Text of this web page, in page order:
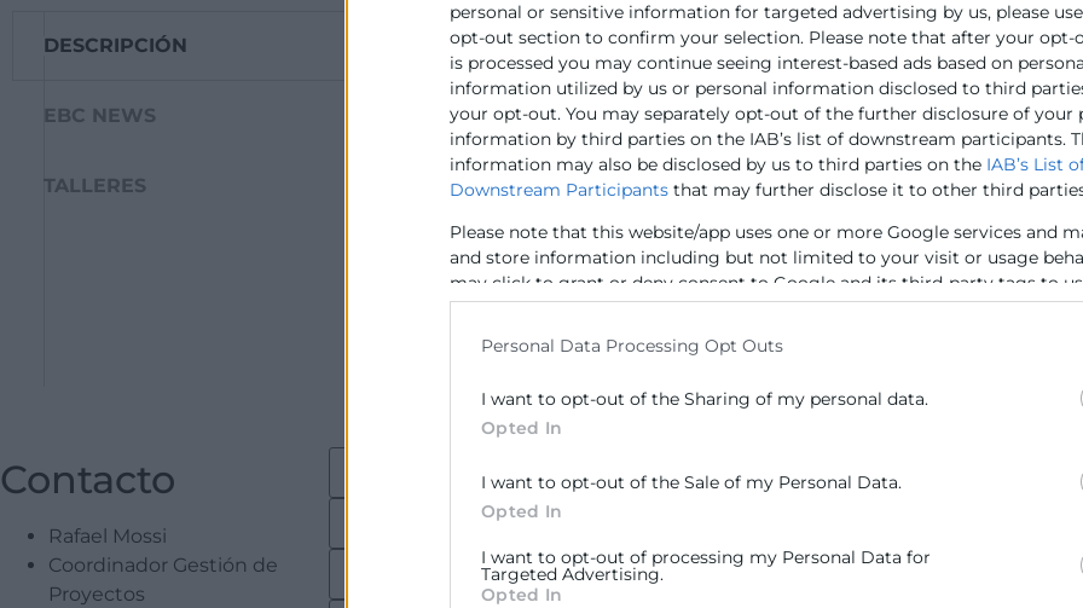
personal or sensitive information for targeted advertising by us, please
opt-out section to confirm your selection. Please note that after your opt-
is processed you may continue seeing interest-based ads based on
information utilized by us or personal information disclosed to third
your opt-out. You may separately opt-out of the further disclosure of your
information by third parties on the IAB’s list of downstream participants.
information may also be disclosed by us to third parties on the IAB’s List
Downstream Participants that may further disclose it to other third
Please note that this website/app uses one or more Google services and
and store information including but not limited to your visit or usage
may click to grant or deny consent to Google and its third-party tags to
data for below specified purposes in below Google consent section.
Personal Data Processing Opt Outs
I want to opt-out of the Sharing of my personal data.
Opted In
I want to opt-out of the Sale of my Personal Data.
Opted In
I want to opt-out of processing my Personal Data for
Targeted Advertising.
Opted In
DESCRIPCIÓN
EBC NEWS
TALLERES
El objetivo general del ProyectoODS34es la promoción y fomento de la
materia de
sostenibilidad Responsabilidad Social Empresarial. Con
proyecto queremos acercar laEconomía del Bien Común, así como la
economía, hacerla más social, trasparente, participativa y el fomento de
emprendedores.
El público objetivo de este proyecto es el mundo empresarial, en
emprendedores, a través de acciones de divulgación de buenas
sirvan de impulso a otras empresas para interiorizar la RS en el modo
Contacto
Rafael Mossi
Coordinador Gestión de
Proyectos